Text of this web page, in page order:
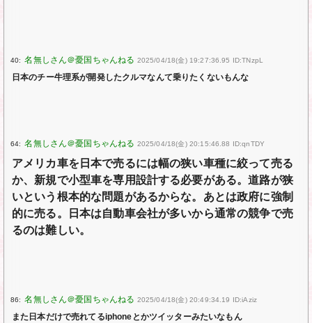
40: 2025/04/18(金) 19:27:36.95 ID:TNzpL
日本のチー牛理系が開発したクルマなんて乗りたくないもんな
64: 2025/04/18(金) 20:15:46.88 ID:qnTDY
アメリカ車を日本で売るには幅の狭い車種に絞って売る
か、新規で小型車を専用設計する必要がある。道路が狭
いという根本的な問題があるからな。あとは政府に強制
的に売る。日本は自動車会社が多いから通常の競争で売
るのは難しい。
86: 2025/04/18(金) 20:49:34.19 ID:iAziz
また日本だけで売れてるiphoneとかツイッターみたいなもん